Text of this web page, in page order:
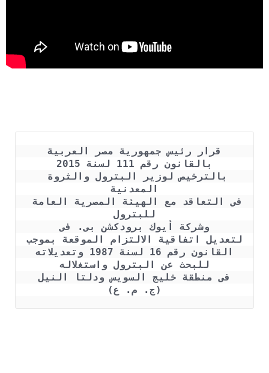
قرار رئيس جمهورية مصر العربية
بالقانون رقم 111 لسنة 2015
المعدنية
للبترول
وشركة أيوك برودكشن بى. فى
لتعديل اتفاقية الالتزام الموقعة بموجب
القانون رقم 16 لسنة 1987 وتعديلاته
للبحث عن البترول واستغلاله
فى منطقة خليج السويس ودلتا النيل
(ج. م. ع)